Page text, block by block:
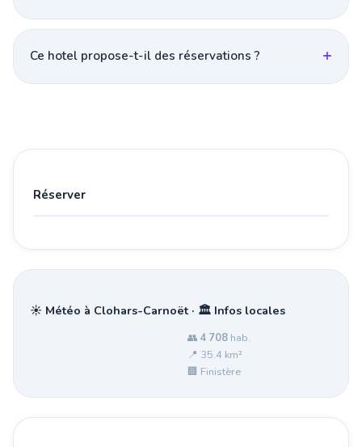
Ce hotel propose-t-il des réservations ?
Réserver
☀️ Météo à Clohars-Carnoët · 🏛️ Infos locales
👥 4 708 hab.
📍 35.4 km²
🏢 Finistère